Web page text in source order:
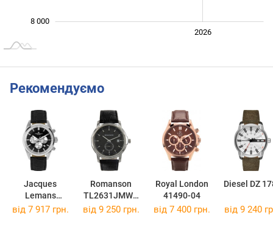
8 000
2026
Рекомендуємо
Jacques
Lemans
Liverpool 42-
Romanson
TL2631JMWH
BK
Royal London
41490-04
Diesel DZ
від 7 917 грн. від 9 250 грн. від 7 400 грн. від 9 240